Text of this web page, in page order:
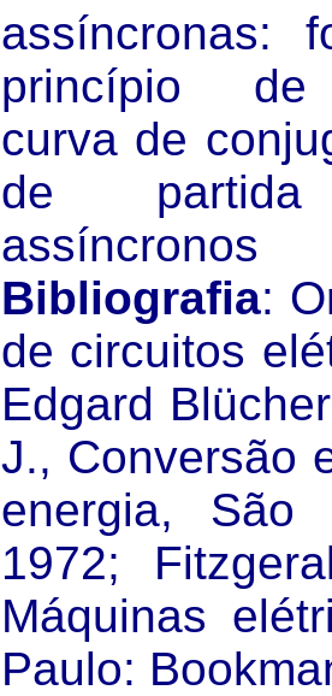
assíncronas:
princípio de
curva de
de
Bibliografia:
de circuitos
Edgard
J., Conversão
energia, São
1972;
Máquinas
Paulo: